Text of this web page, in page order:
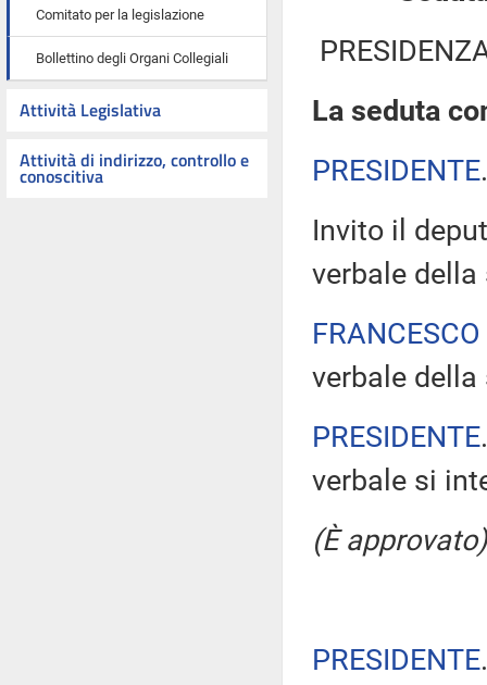
Comitato per la legislazione
Bollettino degli Organi Collegiali
Attività Legislativa
Attività di indirizzo, controllo e
conoscitiva
La seduta
PRESIDENTE
Invito il
verbale della
verbale
PRESIDENTE
verbale si
(È approvato)
PRESIDENTE